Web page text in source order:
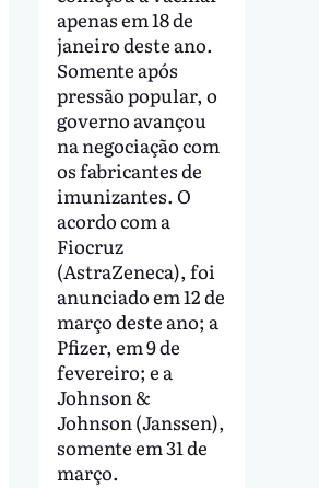
apenas em 18 de
janeiro deste ano.
Somente após
pressão popular, o
governo avançou
na negociação com
os fabricantes de
imunizantes. O
acordo com a
Fiocruz
(AstraZeneca), foi
anunciado em 12 de
março deste ano; a
Pfizer, em 9 de
fevereiro; e a
Johnson &
Johnson (Janssen),
somente em 31 de
março.